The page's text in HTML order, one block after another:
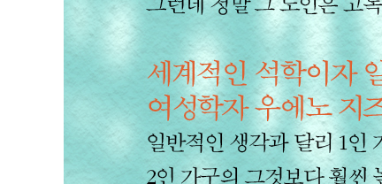
고독사란 뭘까? 086
간병 서비스가 있는 한 고독사할 일은 없다 090
마지막 순간, 누가 꼭 옆에 있어야 할까? 094
작별 인사와 감사의 말은 미리미리 하자 099
혼자서 죽는 게 뭐가 나쁘죠? 102
5장 치매에 걸려도 집에서 혼자 죽을 수 있을까?